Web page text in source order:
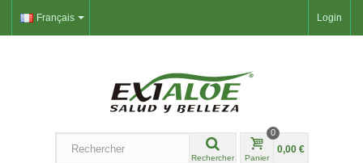
Login
Français
Rechercher Panier
0
0,00 €